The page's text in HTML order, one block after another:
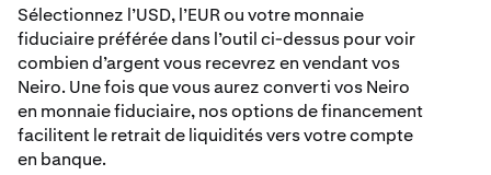
Sélectionnez l’USD, l’EUR ou votre monnaie
fiduciaire préférée dans l’outil ci-dessus pour voir
combien d’argent vous recevrez en vendant vos
Neiro. Une fois que vous aurez converti vos Neiro
en monnaie fiduciaire, nos options de financement
facilitent le retrait de liquidités vers votre compte
en banque.